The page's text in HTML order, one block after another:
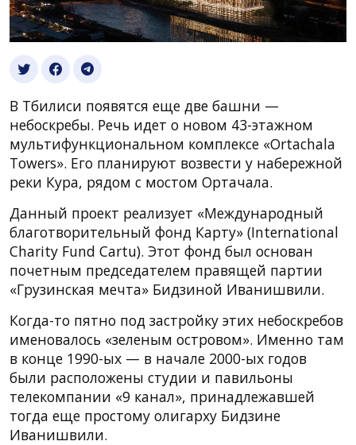
В Тбилиси появятся еще две башни —
небоскребы. Речь идет о новом 43-этажном
мультифункциональном комплексе «Ortachala
Towers». Его планируют возвести у набережной
реки Кура, рядом с мостом Ортачала.
Данный проект реализует «Международный
благотворительный фонд Карту» (International
Charity Fund Cartu). Этот фонд был основан
почетным председателем правящей партии
«Грузинская мечта» Бидзиной Иванишвили.
Когда-то пятно под застройку этих небоскребов
именовалось «зеленым островом». Именно там
в конце 1990-ых — в начале 2000-ых годов
были расположены студии и павильоны
телекомпании «9 канал», принадлежавшей
тогда еще простому олигарху Бидзине
Иванишвили.